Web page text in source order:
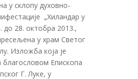
у склопу духовно-
„Хиландар у
до 28. октобра 2013.,
у храм Светог
Изложба која је
благословом Епископа
Г. Луке, у